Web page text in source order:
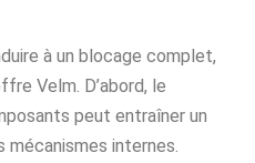
à un blocage complet,
Velm. D’abord, le
peut entraîner un
internes.